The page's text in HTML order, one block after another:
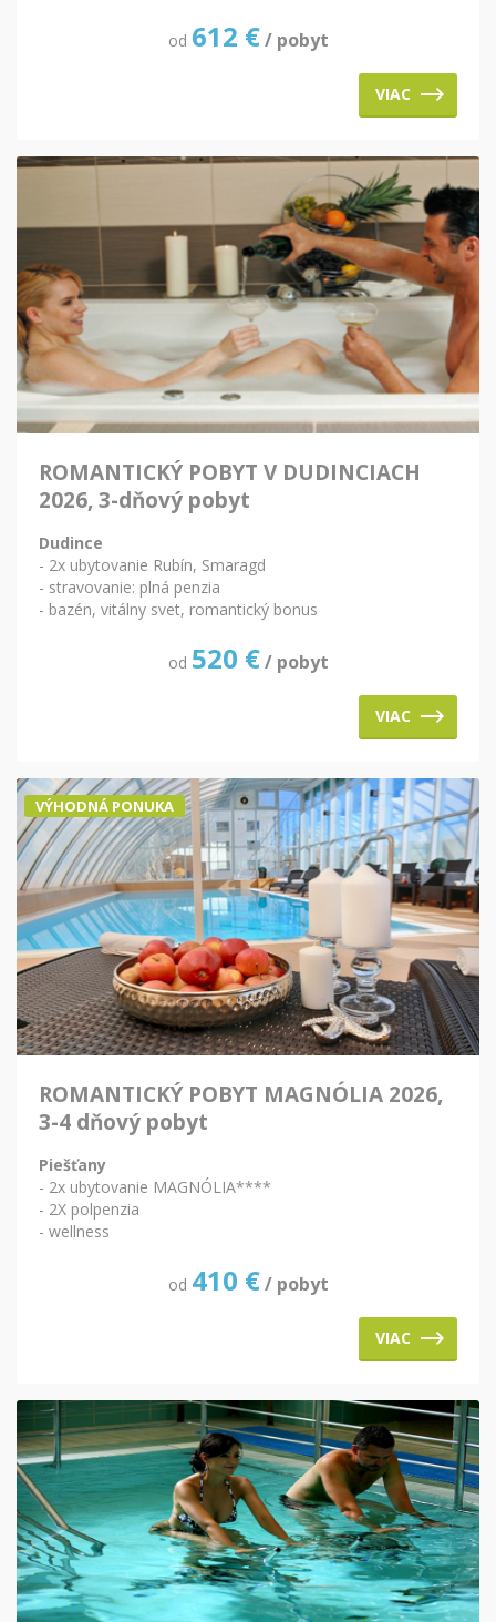
od 612 € / pobyt
VIAC
ROMANTICKÝ POBYT V DUDINCIACH
2026, 3-dňový pobyt
Dudince
- 2x ubytovanie Rubín, Smaragd
- stravovanie: plná penzia
- bazén, vitálny svet, romantický bonus
od 520 € / pobyt
VIAC
VÝHODNÁ PONUKA
ROMANTICKÝ POBYT MAGNÓLIA 2026,
3-4 dňový pobyt
Piešťany
- 2x ubytovanie MAGNÓLIA****
- 2X polpenzia
- wellness
od 410 € / pobyt
VIAC